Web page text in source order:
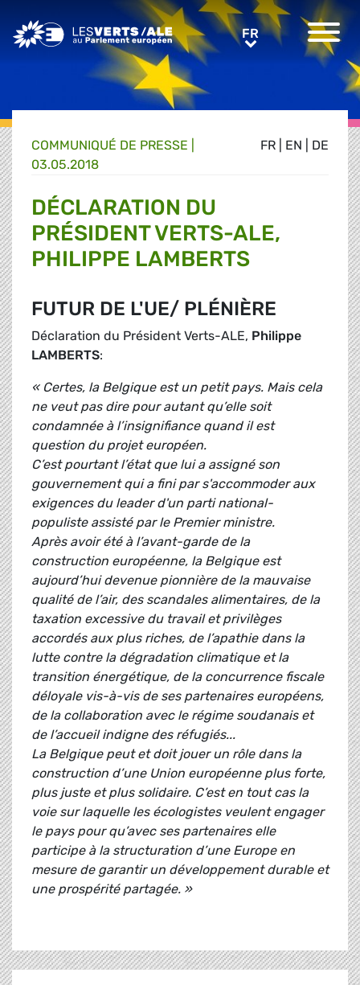
Greens/EFA Home FRFR
FR EN DE
COMMUNIQUÉ DE PRESSE
03.05.2018
DÉCLARATION DU
PRÉSIDENT VERTS-ALE,
PHILIPPE LAMBERTS
FUTUR DE L'UE/ PLÉNIÈRE
Déclaration du Président Verts-ALE, Philippe
LAMBERTS:
« Certes, la Belgique est un petit pays. Mais cela
ne veut pas dire pour autant qu’elle soit
condamnée à l’insignifiance quand il est
question du projet européen.
C’est pourtant l’état que lui a assigné son
gouvernement qui a fini par s'accommoder aux
exigences du leader d'un parti national-
populiste assisté par le Premier ministre.
Après avoir été à l’avant-garde de la
construction européenne, la Belgique est
aujourd’hui devenue pionnière de la mauvaise
qualité de l’air, des scandales alimentaires, de la
taxation excessive du travail et privilèges
accordés aux plus riches, de l’apathie dans la
lutte contre la dégradation climatique et la
transition énergétique, de la concurrence fiscale
déloyale vis-à-vis de ses partenaires européens,
de la collaboration avec le régime soudanais et
de l’accueil indigne des réfugiés...
La Belgique peut et doit jouer un rôle dans la
construction d’une Union européenne plus forte,
plus juste et plus solidaire. C’est en tout cas la
voie sur laquelle les écologistes veulent engager
le pays pour qu’avec ses partenaires elle
participe à la structuration d’une Europe en
mesure de garantir un développement durable et
une prospérité partagée. »